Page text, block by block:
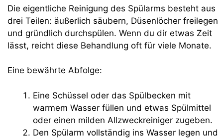
Die eigentliche Reinigung des Spülarms besteht aus
drei Teilen: äußerlich säubern, Düsenlöcher freilegen
und gründlich durchspülen. Wenn du dir etwas Zeit
lässt, reicht diese Behandlung oft für viele Monate.
Eine bewährte Abfolge:
Eine Schüssel oder das Spülbecken mit
warmem Wasser füllen und etwas Spülmittel
oder einen milden Allzweckreiniger zugeben.
Den Spülarm vollständig ins Wasser legen und